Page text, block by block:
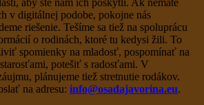
v digitálnej podobe, pokojne nás
riešenie. Tešíme sa tiež na spoluprácu
o rodinách, ktoré tu kedysi žili. To
spomienky na mladosť, pospomínať na
potešiť s radosťami. V
plánujeme tiež stretnutie rodákov.
na adresu: info@osadajavorina.eu.